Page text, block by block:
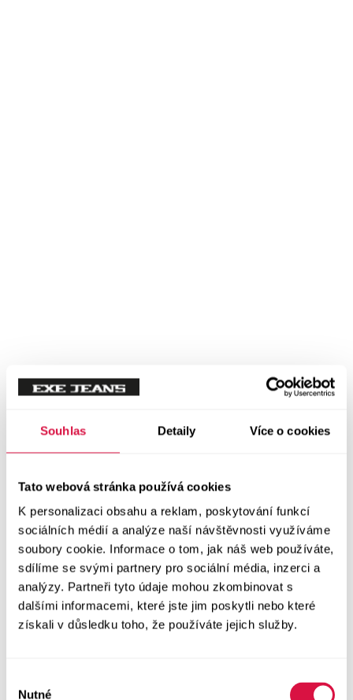
Souhlas Detaily Více o cookies
Tato webová stránka používá cookies
K personalizaci obsahu a reklam, poskytování funkcí
sociálních médií a analýze naší návštěvnosti využíváme
soubory cookie. Informace o tom, jak náš web používáte,
sdílíme se svými partnery pro sociální média, inzerci a
analýzy. Partneři tyto údaje mohou zkombinovat s
dalšími informacemi, které jste jim poskytli nebo které
získali v důsledku toho, že používáte jejich služby.
Nutné